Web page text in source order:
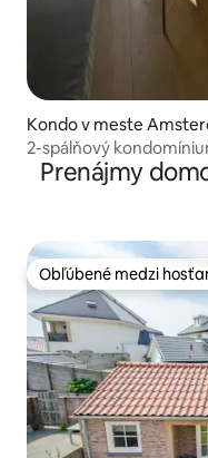
Kondo v meste
2-spálňový
Prenájmy
Obľúbené medzi
Obľúbené medzi